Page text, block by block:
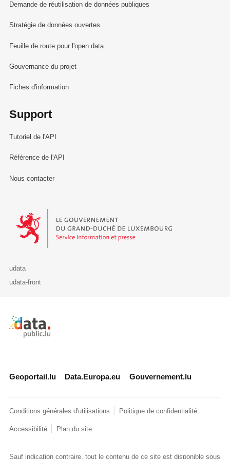
Demande de réutilisation de données publiques
Stratégie de données ouvertes
Feuille de route pour l'open data
Gouvernance du projet
Fiches d'information
Support
Tutoriel de l'API
Référence de l'API
Nous contacter
Le Gouvernement du Grand-Duché de Luxembourg - Service
udata
udata-front
Retour à l'accueil de data.public.lu
Geoportail.lu Data.Europa.eu Gouvernement.lu
Conditions générales d'utilisations Politique de confidentialité
Accessibilité Plan du site
Sauf indication contraire, tout le contenu de ce site est disponible sous